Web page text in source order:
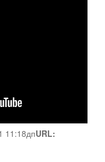
11:18дпURL: